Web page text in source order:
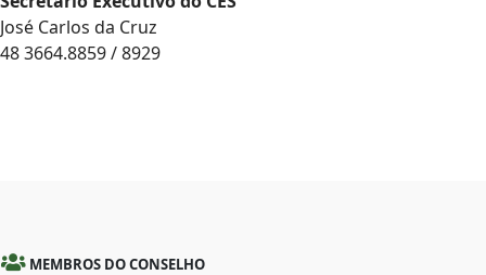
José Carlos da Cruz
48 3664.8859 / 8929
MEMBROS DO CONSELHO